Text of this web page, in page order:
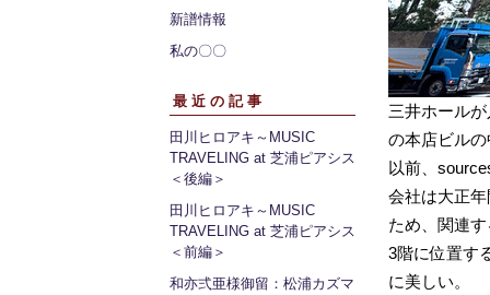
新譜情報
私の〇〇
最近の記事
田川ヒロアキ～MUSIC
TRAVELING at 芝浦ピアシス
＜後編＞
田川ヒロアキ～MUSIC
TRAVELING at 芝浦ピアシス
＜前編＞
和亦弍亜様御留：松浦カズマ
三井ホール
の本店ビル
以前、
会社は大正
ため、関連
3階に位置す
に美しい。